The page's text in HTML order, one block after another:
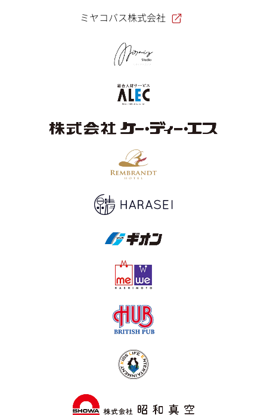
ミヤコバス株式会社